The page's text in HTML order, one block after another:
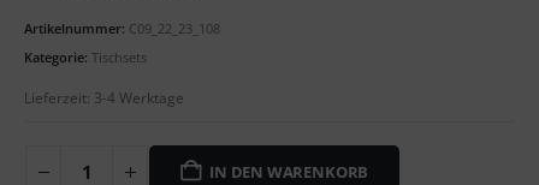
Artikelnummer: C09_22_23_108
Kategorie: Tischsets
Lieferzeit: 3-4 Werktage
IN DEN WARENKORB